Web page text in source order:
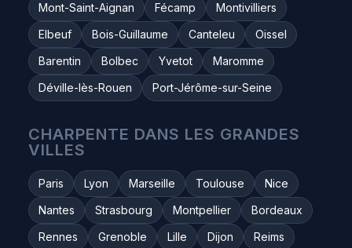
Mont-Saint-Aignan
Fécamp
Montivilliers
Elbeuf
Bois-Guillaume Canteleu
Oissel
Barentin
Bolbec Yvetot
Maromme
Déville-lès-Rouen
Port-Jérôme-sur-Seine
CHARPENTE DANS LES GRANDES
VILLES
Paris Lyon Marseille Toulouse
Nice
Nantes
Strasbourg Montpellier
Bordeaux
Rennes
Grenoble Lille Dijon
Reims